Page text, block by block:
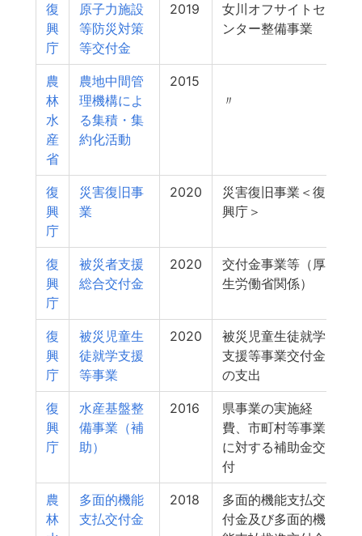
復
興
庁
原子力施設
等防災対策
等交付金
2019
女川オフサイトセ
ンター整備事業
農
林
水
産
省
農地中間管
理機構によ
る集積・集
約化活動
2015
〃
復
興
庁
災害復旧事
業
2020
災害復旧事業＜復
興庁＞
復
興
庁
被災者支援
総合交付金
2020
交付金事業等（厚
生労働省関係）
復
興
庁
被災児童生
徒就学支援
等事業
2020
被災児童生徒就学
支援等事業交付金
の支出
復
興
庁
水産基盤整
備事業（補
助）
2016
県事業の実施経
費、市町村等事業
に対する補助金交
付
農
林
多面的機能
支払交付金
2018
多面的機能支払交
付金及び多面的機